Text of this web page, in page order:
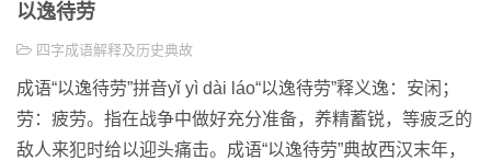
以逸待劳
四字成语解释及历史典故
成语“以逸待劳”拼音yǐ yì dài láo“以逸待劳”释义逸：安闲；
劳：疲劳。指在战争中做好充分准备，养精蓄锐，等疲乏的
敌人来犯时给以迎头痛击。成语“以逸待劳”典故西汉末年，